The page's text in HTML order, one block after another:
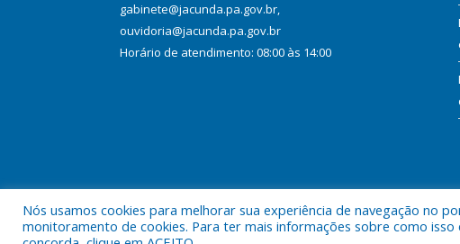
gabinete@jacunda.pa.gov.br,
ouvidoria@jacunda.pa.gov.br
Horário de atendimento: 08:00 às 14:00
Todos os direitos reservados a Prefeitura Municipal de
Nós usamos cookies para melhorar sua experiência de navegação no
monitoramento de cookies. Para ter mais informações sobre como isso